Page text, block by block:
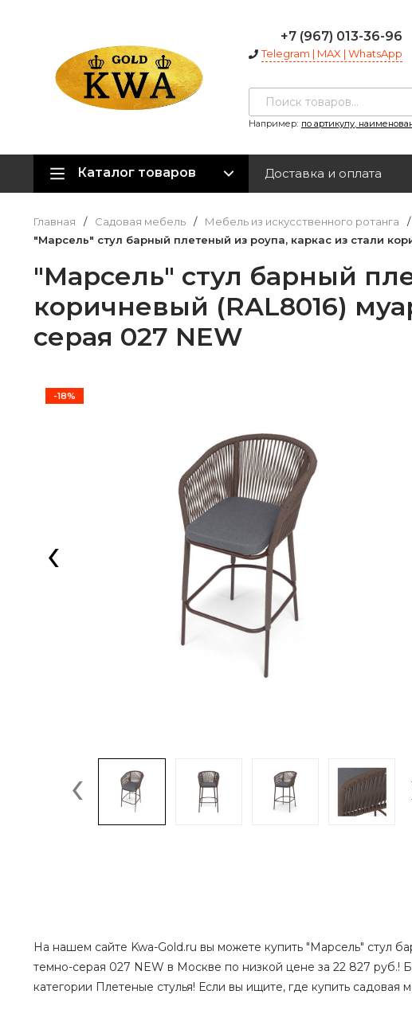
+7 (967) 013-36-96
Telegram | MAX | WhatsApp
Например: по артикулу,
Каталог товаров Доставка и оплата
Главная / Садовая мебель / Мебель из искусственного ротанга /
"Марсель" стул барный плетеный из роупа, каркас из стали
"Марсель" стул барный
коричневый (RAL8016)
серая 027 NEW
-18%
‹
‹
На нашем сайте Kwa-Gold.ru вы можете купить "Марсель" стул
темно-серая 027 NEW в Москве по низкой цене за 22 827 руб.!
категории Плетеные стулья! Если вы ищите, где купить